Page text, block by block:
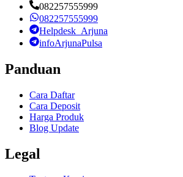
082257555999
082257555999
Helpdesk_Arjuna
infoArjunaPulsa
Panduan
Cara Daftar
Cara Deposit
Harga Produk
Blog Update
Legal